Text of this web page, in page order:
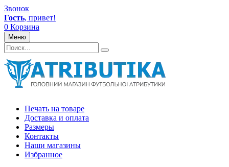
Звонок
Гость, привет!
0 Корзина
Меню
Печать на товаре
Доставка и оплата
Размеры
Контакты
Наши магазины
Избранное